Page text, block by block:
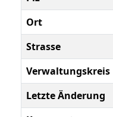
Ort
Strasse
Verwaltungskreis
Letzte Änderung